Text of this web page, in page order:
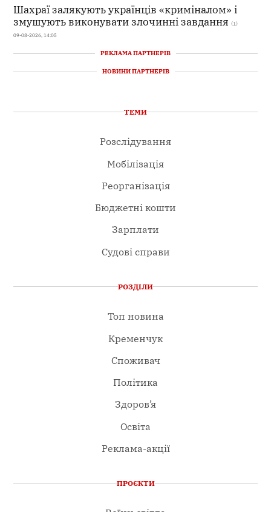
Шахраї залякують українців «криміналом» і
змушують виконувати злочинні завдання (1)
09-08-2026, 14:05
РЕКЛАМА ПАРТНЕРІВ
НОВИНИ ПАРТНЕРІВ
ТЕМИ
Розслідування
Мобілізація
Реорганізація
Бюджетні кошти
Зарплати
Судові справи
РОЗДІЛИ
Топ новина
Кременчук
Споживач
Політика
Здоров’я
Освіта
Реклама-акції
ПРОЄКТИ